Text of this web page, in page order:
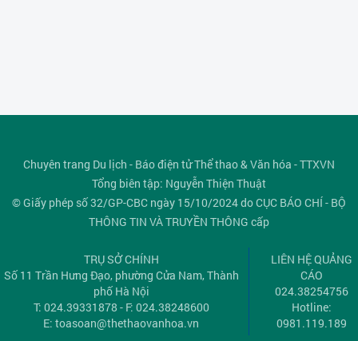
Chuyên trang Du lịch - Báo điện tử Thể thao & Văn hóa - TTXVN
Tổng biên tập: Nguyễn Thiện Thuật
© Giấy phép số 32/GP-CBC ngày 15/10/2024 do CỤC BÁO CHÍ - BỘ
THÔNG TIN VÀ TRUYỀN THÔNG cấp
TRỤ SỞ CHÍNH
Số 11 Trần Hưng Đạo, phường Cửa Nam, Thành
phố Hà Nội
T: 024.39331878 - F: 024.38248600
E:toasoan@thethaovanhoa.vn
LIÊN HỆ QUẢNG
CÁO
024.38254756
Hotline:
0981.119.189